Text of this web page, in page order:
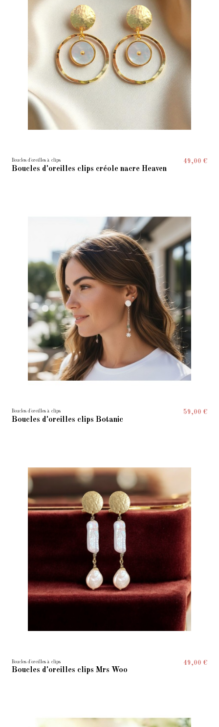
Boucles d'oreilles à clips
Boucles d'oreilles clips créole nacre Heaven
49,00 €
Boucles d'oreilles à clips
Boucles d'oreilles clips Botanic
59,00 €
Boucles d'oreilles à clips
Boucles d'oreilles clips Mrs Woo
49,00 €